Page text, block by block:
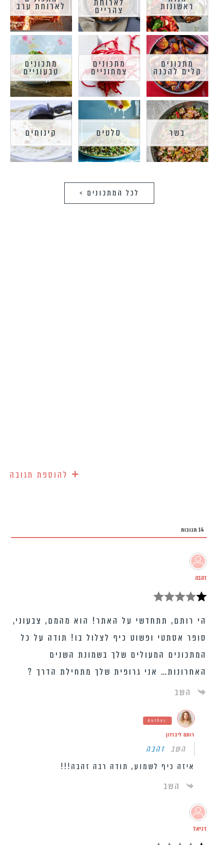
ראשונות צהריים לארוחת ערב
מתכונים
קלים להכנה
מתכונים
צמחוניים
מתכונים
טבעוניים
בשר סלטים קינוחים
לכל המתכונים >
+ להוספת תגובה
14 תגובות
זהבה
הי רותם, תתחדשי על האתר! הוא מהמם, צבעוני,
סופר אסתטי ופשוט כיף לצלול בו! תודה על כל
המתכונים המעולים שלך בשמונת השנים
האחרונות… אני גרופית שלך מתחילת הדרך ?
השב
Author
רותם ליברזון
השבזהבה
איזה כיף לשמוע, תודה רבה זהבה!!!
השב
דניאל